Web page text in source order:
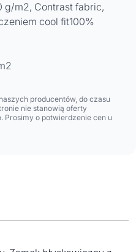
g/m2, Contrast fabric,
cool fit100%
producentów, do czasu
nie stanowią oferty
Prosimy o potwierdzenie cen u